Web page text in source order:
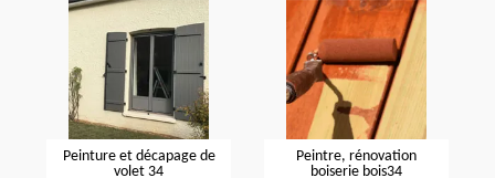
Peinture et décapage de
volet 34
Peintre, rénovation
boiserie bois34